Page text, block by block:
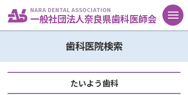
NARA DENTAL ASSOCIATION
一般社団法人奈良県歯科医師会
歯科医院検索
たいよう歯科